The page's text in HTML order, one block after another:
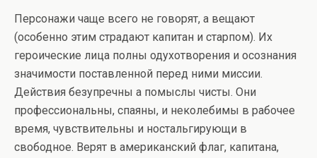
Персонажи чаще всего не говорят, а вещают
(особенно этим страдают капитан и старпом). Их
героические лица полны одухотворения и осознания
значимости поставленной перед ними миссии.
Действия безупречны а помыслы чисты. Они
профессиональны, спаяны, и неколебимы в рабочее
время, чувствительны и ностальгирующи в
свободное. Верят в американский флаг, капитана,